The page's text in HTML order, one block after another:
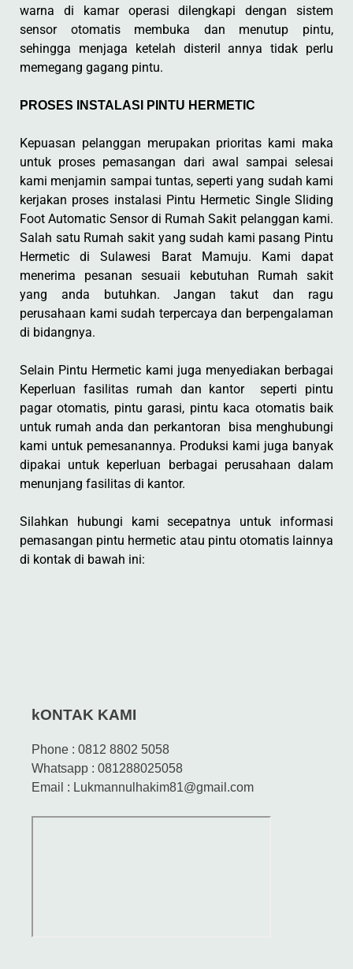
warna di kamar operasi dilengkapi dengan sistem
sensor otomatis membuka dan menutup pintu,
sehingga menjaga ketelah disteril annya tidak perlu
memegang gagang pintu.
PROSES INSTALASI PINTU HERMETIC
Kepuasan pelanggan merupakan prioritas kami maka
untuk proses pemasangan dari awal sampai selesai
kami menjamin sampai tuntas, seperti yang sudah kami
kerjakan proses instalasi Pintu Hermetic Single Sliding
Foot Automatic Sensor di Rumah Sakit pelanggan kami.
Salah satu Rumah sakit yang sudah kami pasang Pintu
Hermetic di Sulawesi Barat Mamuju. Kami dapat
menerima pesanan sesuaii kebutuhan Rumah sakit
yang anda butuhkan. Jangan takut dan ragu
perusahaan kami sudah terpercaya dan berpengalaman
di bidangnya.
Selain Pintu Hermetic kami juga menyediakan berbagai
Keperluan fasilitas rumah dan kantor seperti pintu
pagar otomatis, pintu garasi, pintu kaca otomatis baik
untuk rumah anda dan perkantoran bisa menghubungi
kami untuk pemesanannya. Produksi kami juga banyak
dipakai untuk keperluan berbagai perusahaan dalam
menunjang fasilitas di kantor.
Silahkan hubungi kami secepatnya untuk informasi
pemasangan pintu hermetic atau pintu otomatis lainnya
di kontak di bawah ini:
kONTAK KAMI
Phone : 0812 8802 5058
Whatsapp : 081288025058
Email : Lukmannulhakim81@gmail.com